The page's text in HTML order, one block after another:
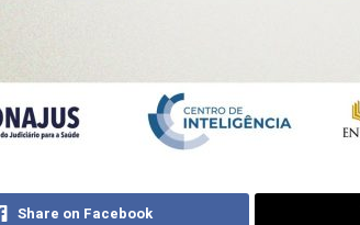
Share on Facebook